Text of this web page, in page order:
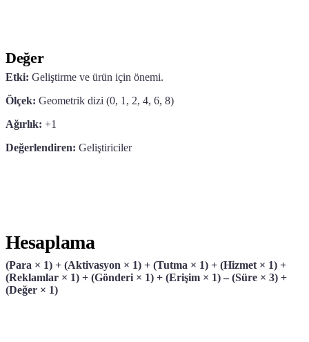
Değer
Etki: Geliştirme ve ürün için önemi.
Ölçek: Geometrik dizi (0, 1, 2, 4, 6, 8)
Ağırlık: +1
Değerlendiren: Geliştiriciler
Hesaplama
(Para × 1) + (Aktivasyon × 1) + (Tutma × 1) + (Hizmet × 1) +
(Reklamlar × 1) + (Gönderi × 1) + (Erişim × 1) – (Süre × 3) +
(Değer × 1)